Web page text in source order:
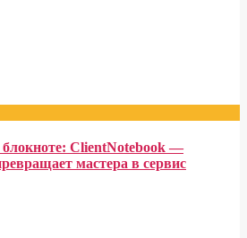
блокноте: ClientNotebook —
мастера в сервис